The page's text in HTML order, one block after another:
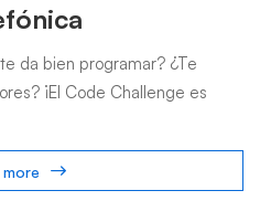
da bien programar? ¿Te
¡El Code Challenge es